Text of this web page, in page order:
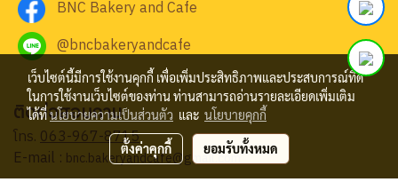
BNC Bakery and Cafe
@bncbakeryandcafe
ติดต่อสอบถาม
โทร.063-967-8715
E-mail : bnc.bakeryandcafe@gmail.com
เว็บไซต์นี้มีการใช้งานคุกกี้ เพื่อเพิ่มประสิทธิภาพและประสบการณ์ที่ดี
ในการใช้งานเว็บไซต์ของท่าน ท่านสามารถอ่านรายละเอียดเพิ่มเติม
ได้ที่นโยบายความเป็นส่วนตัว และ นโยบายคุกกี้
ตั้งค่าคุกกี้ ยอมรับทั้งหมด